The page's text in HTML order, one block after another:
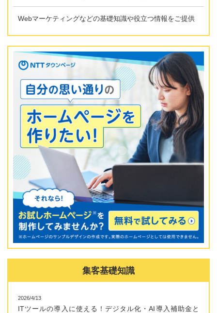
Webマーケティングなどの基礎知識や役立つ情報をご提供
集客基礎知識
2026/4/13
ITツールの導入に使える！デジタル化・AI導入補助金と